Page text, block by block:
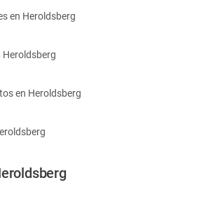
en Heroldsberg
Heroldsberg
en Heroldsberg